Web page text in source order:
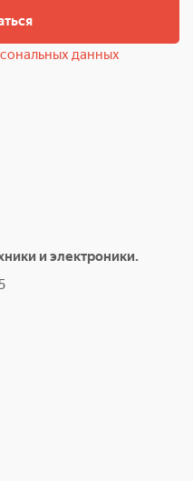
данных
и электроники.